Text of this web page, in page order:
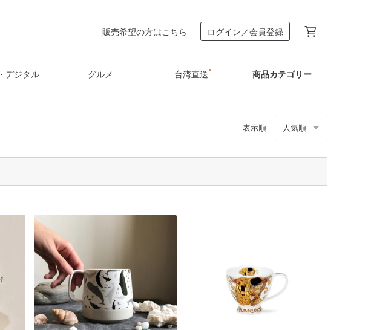
販売希望の方はこちら ログイン／会員登録
デジタル グルメ 台湾直送 商品カテゴリー
表示順 人気順